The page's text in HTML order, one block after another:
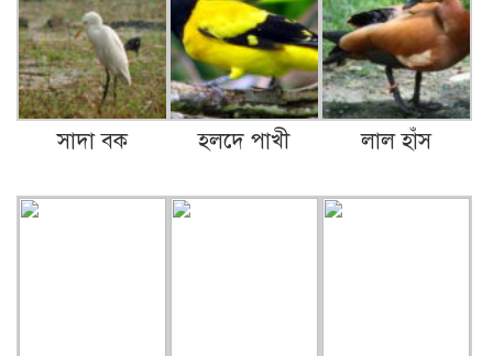
সাদা বক হলদে পাখী লাল হাঁস